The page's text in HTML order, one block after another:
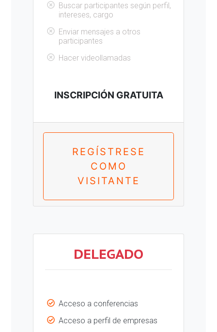
Buscar participantes según perfil,
intereses, cargo
Enviar mensajes a otros
participantes
Hacer videollamadas
INSCRIPCIÓN GRATUITA
REGÍSTRESE
COMO
VISITANTE
DELEGADO
Acceso a conferencias
Acceso a perfil de empresas